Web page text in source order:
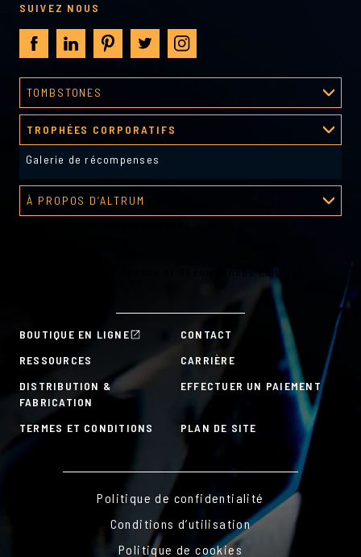
BOUTIQUE EN LIGNE
CONTACT
RESSOURCES
CARRIÈRE
DISTRIBUTION &
FABRICATION
EFFECTUER UN PAIEMENT
TERMES ET CONDITIONS PLAN DE SITE
TOMBSTONES
Processus de création
Galerie tombstones
TROPHÉES CORPORATIFS
Galerie de récompenses
À PROPOS D’ALTRUM
Plans de Reconnaissance et Récompenses Employé
SUIVEZ NOUS
Politique de confidentialité
Conditions d’utilisation
Politique de cookies